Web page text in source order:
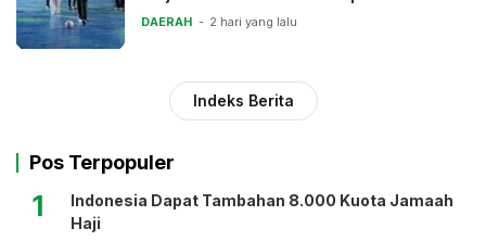
DAERAH 2 hari yang lalu
Indeks Berita
Pos Terpopuler
1
Indonesia Dapat Tambahan 8.000 Kuota Jamaah
Haji